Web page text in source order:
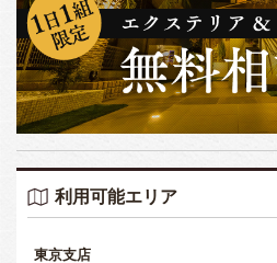
利用可能エリア
東京支店